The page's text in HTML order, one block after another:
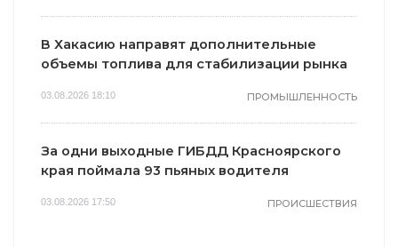
В Хакасию направят дополнительные
объемы топлива для стабилизации рынка
03.08.2026 18:10 ПРОМЫШЛЕННОСТЬ
За одни выходные ГИБДД Красноярского
края поймала 93 пьяных водителя
03.08.2026 17:50 ПРОИСШЕСТВИЯ